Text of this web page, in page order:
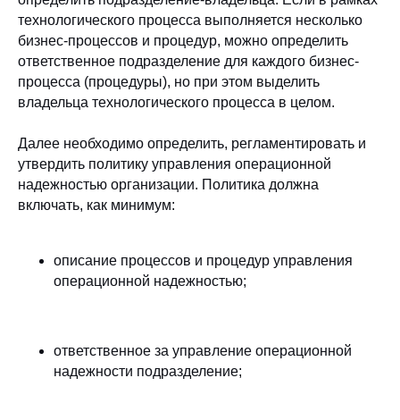
технологического процесса выполняется несколько
бизнес-процессов и процедур, можно определить
ответственное подразделение для каждого бизнес-
процесса (процедуры), но при этом выделить
владельца технологического процесса в целом.
Далее необходимо определить, регламентировать и
утвердить политику управления операционной
надежностью организации. Политика должна
включать, как минимум:
описание процессов и процедур управления
операционной надежностью;
ответственное за управление операционной
надежности подразделение;